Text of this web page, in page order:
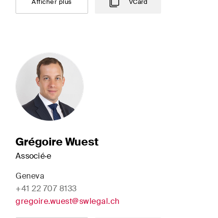
VCard
Grégoire Wuest
Associé·e
Geneva
+41 22 707 8133
gregoire.wuest@swlegal.ch